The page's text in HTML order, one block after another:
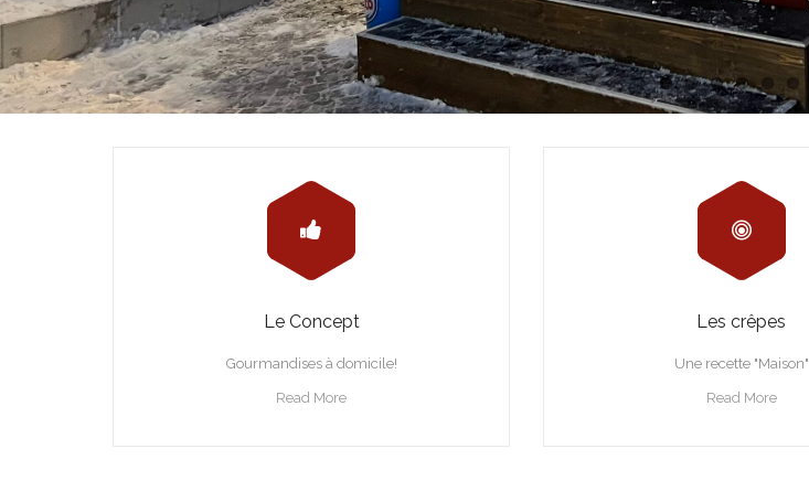
Le Concept
Gourmandises à domicile!
Read More
Les crêpes
Une recette "Maison"
Read More